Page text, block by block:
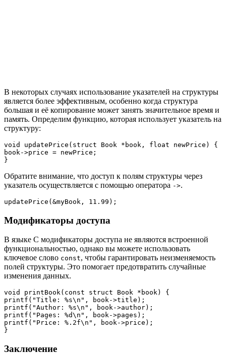
В некоторых случаях использование указателей на структуры
является более эффективным, особенно когда структура
большая и её копирование может занять значительное время и
память. Определим функцию, которая использует указатель на
структуру:
void updatePrice(struct Book *book, float newPrice) {
book->price = newPrice;
}
Обратите внимание, что доступ к полям структуры через
указатель осуществляется с помощью оператора ->.
updatePrice(&myBook, 11.99);
Модификаторы доступа
В языке C модификаторы доступа не являются встроенной
функциональностью, однако вы можете использовать
ключевое слово const, чтобы гарантировать неизменяемость
полей структуры. Это помогает предотвратить случайные
изменения данных.
void printBook(const struct Book *book) {
printf("Title: %s\n", book->title);
printf("Author: %s\n", book->author);
printf("Pages: %d\n", book->pages);
printf("Price: %.2f\n", book->price);
}
Заключение